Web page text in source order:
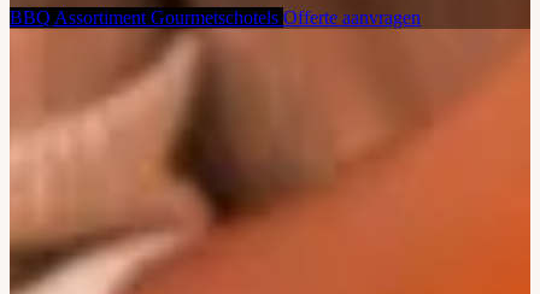
BBQ Assortiment Gourmetschotels Offerte aanvragen